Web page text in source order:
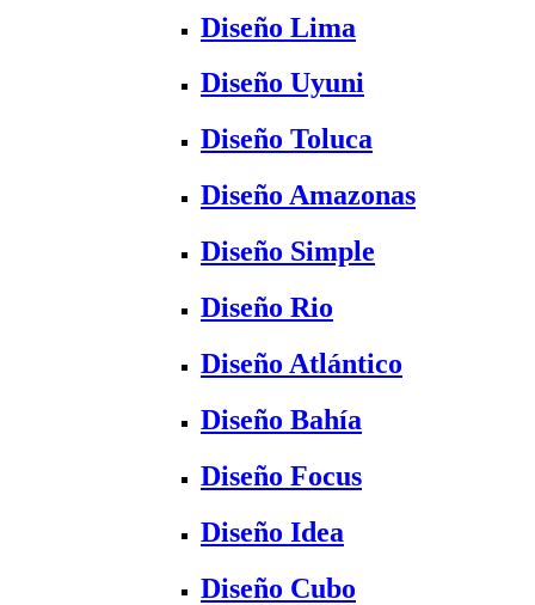
Diseño Lima
Diseño Uyuni
Diseño Toluca
Diseño Amazonas
Diseño Simple
Diseño Rio
Diseño Atlántico
Diseño Bahía
Diseño Focus
Diseño Idea
Diseño Cubo